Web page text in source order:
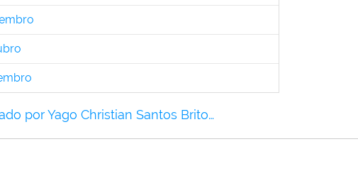
por Yago Christian Santos Brito…